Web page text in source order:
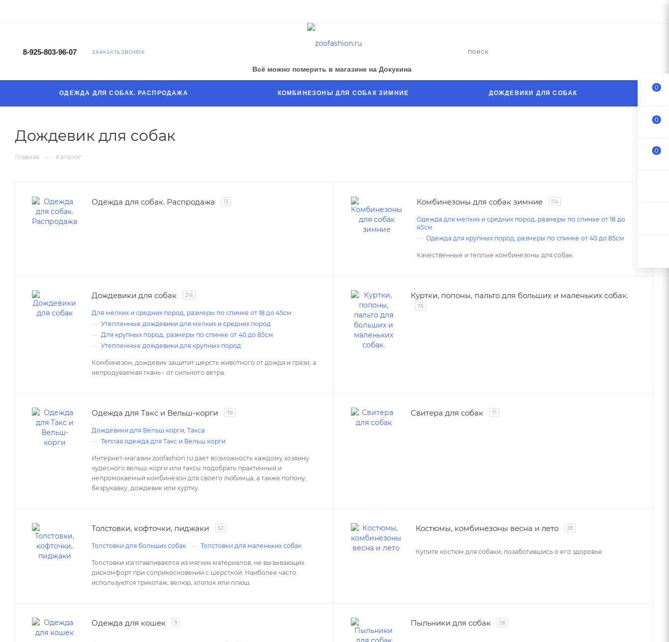
8-925-803-96-07 ЗАКАЗАТЬ ЗВОНОК
Всё можно померить в магазине на Докукина
ПОИСК
ОДЕЖДА ДЛЯ СОБАК. РАСПРОДАЖА КОМБИНЕЗОНЫ ДЛЯ СОБАК ЗИМНИЕ ДОЖДЕВИКИ ДЛЯ СОБАК
Дождевик для собак
Главная — Каталог
Одежда для собак. Распродажа 13 Комбинезоны для собак зимние 114
Одежда для мелких и средних пород, размеры по спинке от 18 до
45см
Одежда для крупных пород, размеры по спинке от 40 до 85см
Качественные и теплые комбинезоны для собак.
Дождевики для собак 216
Для мелких и средних пород, размеры по спинке от 18 до 45см
Утепленные дождевики для мелких и средних пород
Для крупных пород, размеры по спинке от 40 до 85см
Утепленные дождевики для крупных пород
Комбинезон, дождевик защитит шерсть животного от дождя и грязи, а
непродуваемая ткань - от сильного ветра.
Куртки, попоны, пальто для больших и маленьких собак.
78
Одежда для Такс и Вельш-корги 78
Дождевики для Вельш корги, Такса.
Теплая одежда для Такс и Вельш корги
Интернет-магазин zoofashion.ru дает возможность каждому хозяину
чудесного вельш-корги или таксы подобрать практичный и
непромокаемый комбинезон для своего любимца, а также попону,
безрукавку, дождевик или куртку.
Свитера для собак 71
Толстовки, кофточки, пиджаки 52
Толстовки для больших собак Толстовки для маленьких собак
Толстовки изготавливаются из мягких материалов, не вызывающих
дискомфорт при соприкосновении с шерсткой. Наиболее часто
используются трикотаж, велюр, хлопок или плюш.
Костюмы, комбинезоны весна и лето 38
Купите костюм для собаки, позаботившись о его здоровье.
Одежда для кошек 9 Пыльники для собак 26
0
0
0